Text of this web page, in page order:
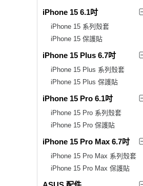
iPhone 15 6.1吋
iPhone 15 系列殼套
iPhone 15 保護貼
iPhone 15 Plus 6.7吋
iPhone 15 Plus 系列殼套
iPhone 15 Plus 保護貼
iPhone 15 Pro 6.1吋
iPhone 15 Pro 系列殼套
iPhone 15 Pro 保護貼
iPhone 15 Pro Max 6.7吋
iPhone 15 Pro Max 系列殼套
iPhone 15 Pro Max 保護貼